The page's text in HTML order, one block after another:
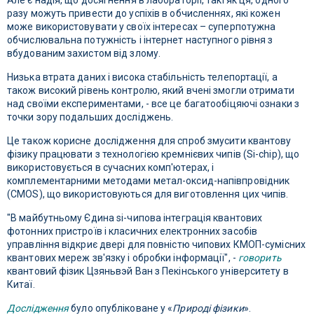
разу можуть привести до успіхів в обчисленнях, які кожен
може використовувати у своїх інтересах – суперпотужна
обчислювальна потужність і інтернет наступного рівня з
вбудованим захистом від злому.
Низька втрата даних і висока стабільність телепортації, а
також високий рівень контролю, який вчені змогли отримати
над своїми експериментами, - все це багатообіцяючі ознаки з
точки зору подальших досліджень.
Це також корисне дослідження для спроб змусити квантову
фізику працювати з технологією кремнієвих чипів (Si-chip), що
використовується в сучасних комп'ютерах, і
комплементарними методами метал-оксид-напівпровідник
(CMOS), що використовуються для виготовлення цих чипів.
"В майбутньому Єдина si-чипова інтеграція квантових
фотонних пристроїв і класичних електронних засобів
управління відкриє двері для повністю чипових КМОП-сумісних
квантових мереж зв'язку і обробки інформації", - говорить
квантовий фізик Цзяньвэй Ван з Пекінського університету в
Китаї.
Дослідженнябуло опубліковане у «Природі фізики».